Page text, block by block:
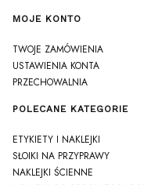
MOJE KONTO
TWOJE ZAMÓWIENIA
USTAWIENIA KONTA
PRZECHOWALNIA
POLECANE KATEGORIE
ETYKIETY I NAKLEJKI
SŁOIKI NA PRZYPRAWY
NAKLEJKI ŚCIENNE